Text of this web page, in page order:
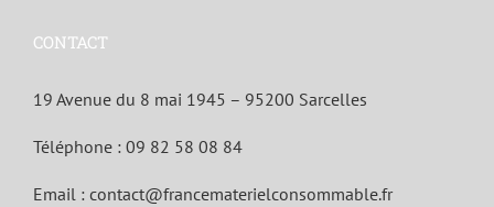
CONTACT
19 Avenue du 8 mai 1945 – 95200 Sarcelles
Téléphone : 09 82 58 08 84
Email : contact@francematerielconsommable.fr